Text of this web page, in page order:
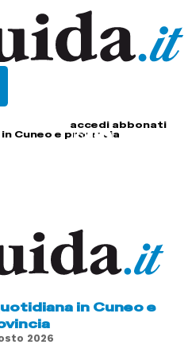
accedi abbonati
Cuneo e provincia
in Cuneo e
2026